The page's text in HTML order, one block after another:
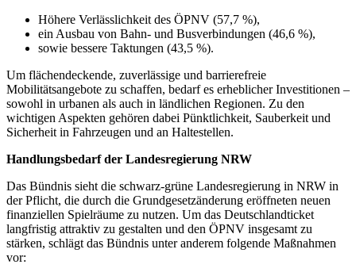
Höhere Verlässlichkeit des ÖPNV (57,7 %),
ein Ausbau von Bahn- und Busverbindungen (46,6 %),
sowie bessere Taktungen (43,5 %).
Um flächendeckende, zuverlässige und barrierefreie
Mobilitätsangebote zu schaffen, bedarf es erheblicher Investitionen –
sowohl in urbanen als auch in ländlichen Regionen. Zu den
wichtigen Aspekten gehören dabei Pünktlichkeit, Sauberkeit und
Sicherheit in Fahrzeugen und an Haltestellen.
Handlungsbedarf der Landesregierung NRW
Das Bündnis sieht die schwarz-grüne Landesregierung in NRW in
der Pflicht, die durch die Grundgesetzänderung eröffneten neuen
finanziellen Spielräume zu nutzen. Um das Deutschlandticket
langfristig attraktiv zu gestalten und den ÖPNV insgesamt zu
stärken, schlägt das Bündnis unter anderem folgende Maßnahmen
vor: